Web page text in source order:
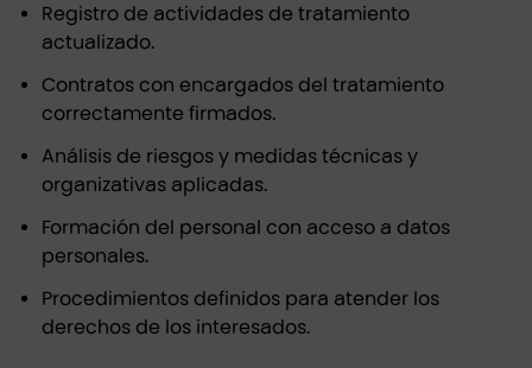
Registro de actividades de tratamiento
actualizado.
Contratos con encargados del tratamiento
correctamente firmados.
Análisis de riesgos y medidas técnicas y
organizativas aplicadas.
Formación del personal con acceso a datos
personales.
Procedimientos definidos para atender los
derechos de los interesados.